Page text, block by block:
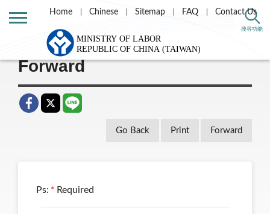
搜尋功能
Home Chinese Sitemap FAQ Contact Us
Message List
Forward
Go Back Print Forward
Ps: * Required